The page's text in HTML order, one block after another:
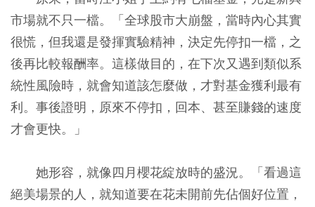
市場就不只一檔。「全球股市大崩盤，當時內心其實
很慌，但我還是發揮實驗精神，決定先停扣一檔，之
後再比較報酬率。這樣做目的，在下次又遇到類似系
統性風險時，就會知道該怎麼做，才對基金獲利最有
利。事後證明，原來不停扣，回本、甚至賺錢的速度
才會更快。」
她形容，就像四月櫻花綻放時的盛況。「看過這
絕美場景的人，就知道要在花未開前先佔個好位置，